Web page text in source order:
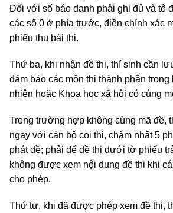
Đối với số báo danh phải ghi đủ và tô
các số 0 ở phía trước, điền chính xác
phiếu thu bài thi.
Thứ ba, khi nhận đề thi, thí sinh cần
đảm bảo các môn thi thành phần
nhiên hoặc Khoa học xã hội có cùng
Trong trường hợp không cùng mã đề,
ngay với cán bộ coi thi, chậm nhất 5
phát đề; phải để đề thi dưới tờ phiếu
không được xem nội dung đề thi khi
cho phép.
Thứ tư, khi đã được phép xem đề thi,